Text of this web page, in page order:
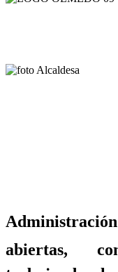
abiertas,